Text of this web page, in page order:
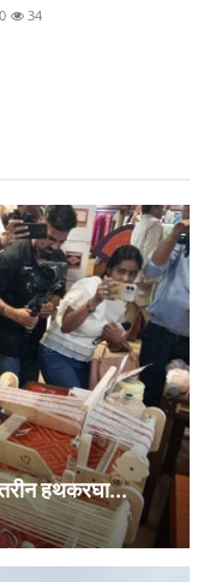
0 34
हथकरघा...